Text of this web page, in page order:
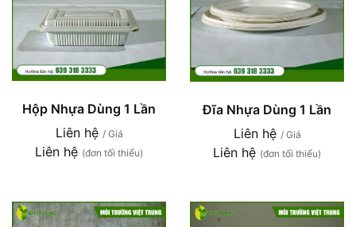
Hộp Nhựa Dùng 1 Lần
Liên hệ / Giá
Liên hệ (đơn tối thiểu)
Đĩa Nhựa Dùng 1 Lần
Liên hệ / Giá
Liên hệ (đơn tối thiểu)